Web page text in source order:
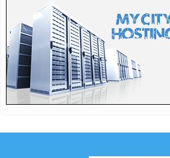
23:21:
šta...
23:21:Pucano na vilu bogatog srpskog
Minhenu
23:21:Ako vam nije do vježbanja, ova
biti o...
23:21:Teška saobraćajka u Prijedoru: